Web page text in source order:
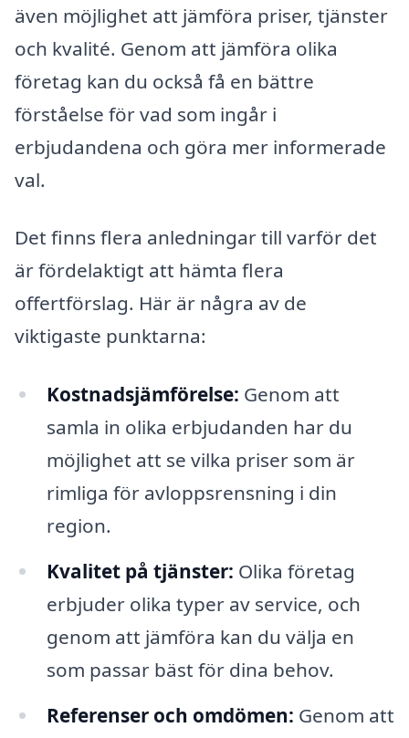
även möjlighet att jämföra priser, tjänster
och kvalité. Genom att jämföra olika
företag kan du också få en bättre
förståelse för vad som ingår i
erbjudandena och göra mer informerade
val.
Det finns flera anledningar till varför det
är fördelaktigt att hämta flera
offertförslag. Här är några av de
viktigaste punktarna:
Kostnadsjämförelse: Genom att
samla in olika erbjudanden har du
möjlighet att se vilka priser som är
rimliga för avloppsrensning i din
region.
Kvalitet på tjänster: Olika företag
erbjuder olika typer av service, och
genom att jämföra kan du välja en
som passar bäst för dina behov.
Referenser och omdömen: Genom att